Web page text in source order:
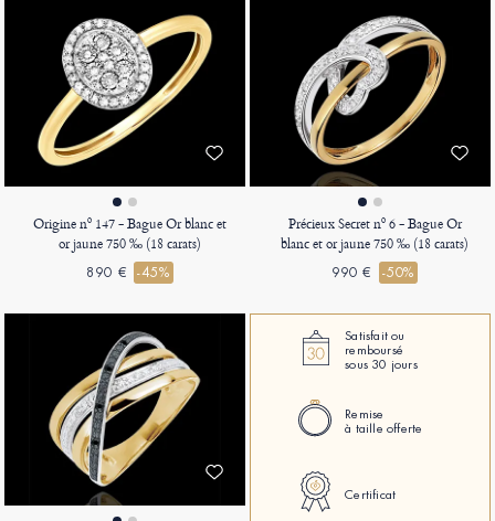
Origine nº 147 - Bague Or blanc et
or jaune 750 ‰ (18 carats)
890 € -45%
Précieux Secret nº 6 - Bague Or
blanc et or jaune 750 ‰ (18 carats)
990 € -50%
Satisfait ou
remboursé
sous 30 jours
Remise
à taille offerte
Certificat